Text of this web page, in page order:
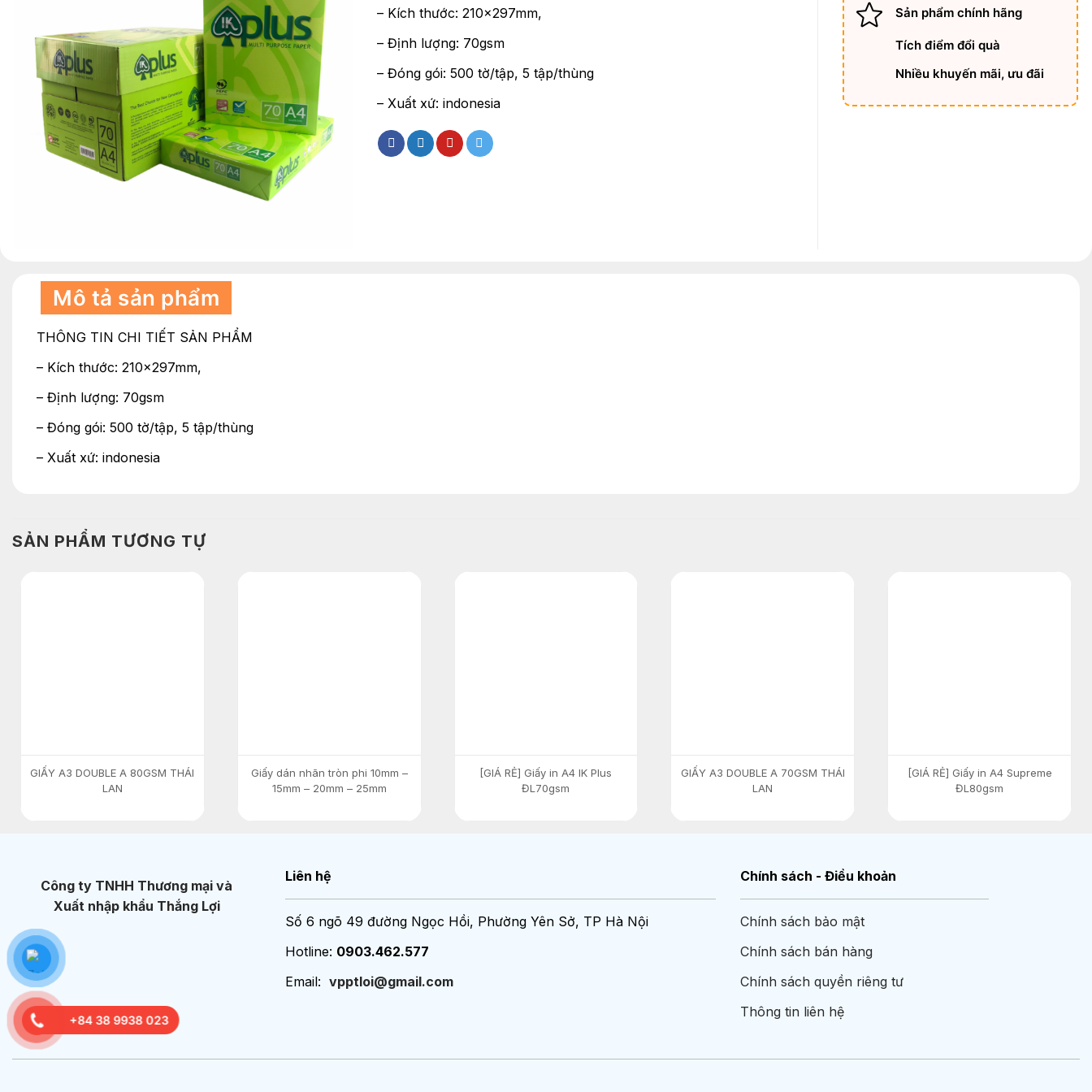
– Kích thước: 210x297mm,
– Định lượng: 70gsm
– Đóng gói: 500 tờ/tập, 5 tập/thùng
– Xuất xứ: indonesia
Sản phẩm chính hãng
Tích điểm đổi quà
Nhiều khuyến mãi, ưu đãi
Mô tả sản phẩm
THÔNG TIN CHI TIẾT SẢN PHẨM
– Kích thước: 210x297mm,
– Định lượng: 70gsm
– Đóng gói: 500 tờ/tập, 5 tập/thùng
– Xuất xứ: indonesia
SẢN PHẨM TƯƠNG TỰ
GIẤY A3 DOUBLE A 80GSM THÁI
LAN
Giấy dán nhãn tròn phi 10mm –
15mm – 20mm – 25mm
[GIÁ RẺ] Giấy in A4 IK Plus
ĐL70gsm
GIẤY A3 DOUBLE A 70GSM THÁI
LAN
[GIÁ RẺ] Giấy in A4 Supreme
ĐL80gsm
Công ty TNHH Thương mại và
Xuất nhập khẩu Thắng Lợi
Liên hệ
Số 6 ngõ 49 đường Ngọc Hồi, Phường Yên Sở, TP Hà Nội
Hotline: 0903.462.577
Email: vpptloi@gmail.com
Chính sách - Điều khoản
Chính sách bảo mật
Chính sách bán hàng
Chính sách quyền riêng tư
Thông tin liên hệ